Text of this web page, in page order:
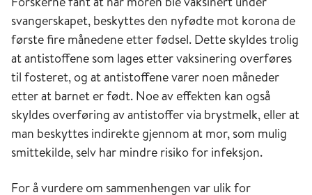
svangerskapet, beskyttes den nyfødte mot korona de
første fire månedene etter fødsel. Dette skyldes trolig
at antistoffene som lages etter vaksinering overføres
til fosteret, og at antistoffene varer noen måneder
etter at barnet er født. Noe av effekten kan også
skyldes overføring av antistoffer via brystmelk, eller at
man beskyttes indirekte gjennom at mor, som mulig
smittekilde, selv har mindre risiko for infeksjon.
For å vurdere om sammenhengen var ulik for